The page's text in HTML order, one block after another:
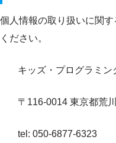
個人情報の取り扱いに関
ください。
キッズ・プログラミン
〒116-0014 東京都荒
tel: 050-6877-6323